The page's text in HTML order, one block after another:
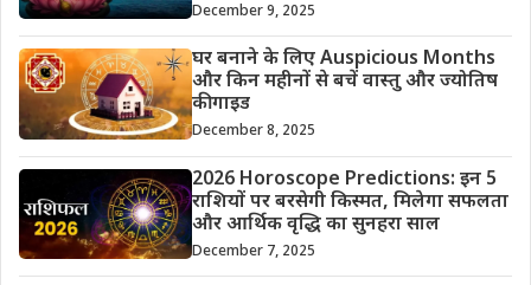
December 9, 2025
घर बनाने के लिए Auspicious Months
और किन महीनों से बचें वास्तु और ज्योतिष
की गाइड
December 8, 2025
2026 Horoscope Predictions: इन 5
राशियों पर बरसेगी किस्मत, मिलेगा सफलता
और आर्थिक वृद्धि का सुनहरा साल
December 7, 2025